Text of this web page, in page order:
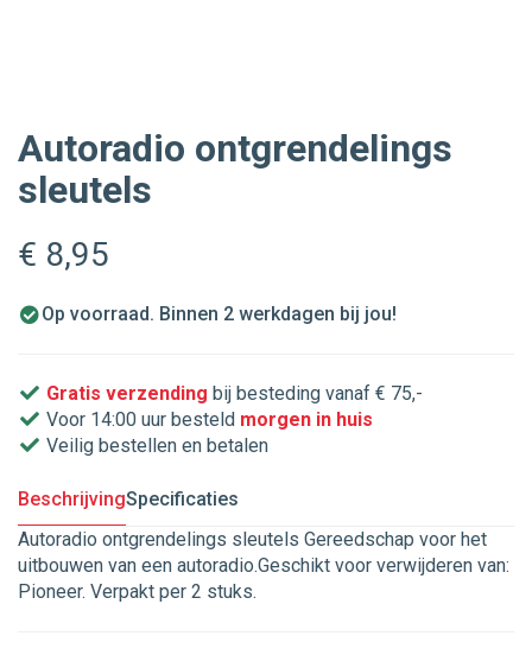
Autoradio ontgrendelings
sleutels
€ 8,95
Op voorraad. Binnen 2 werkdagen bij jou!
Gratis verzending bij besteding vanaf € 75,-
Voor 14:00 uur besteld morgen in huis
Veilig bestellen en betalen
BeschrijvingSpecificaties
Autoradio ontgrendelings sleutels Gereedschap voor het
uitbouwen van een autoradio.Geschikt voor verwijderen van:
Pioneer. Verpakt per 2 stuks.